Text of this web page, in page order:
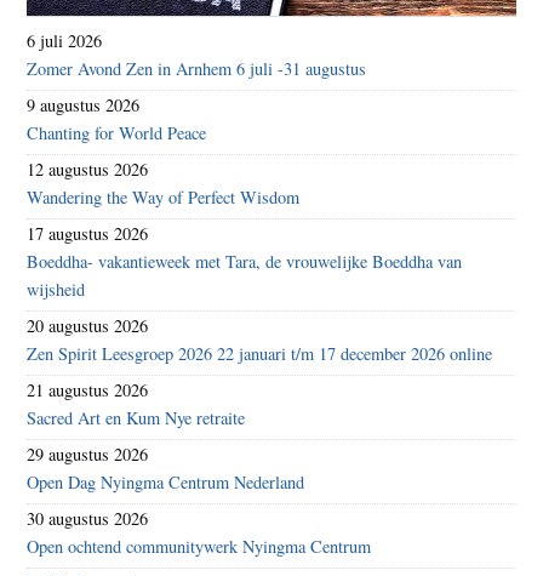
6 juli 2026
Zomer Avond Zen in Arnhem 6 juli -31 augustus
9 augustus 2026
Chanting for World Peace
12 augustus 2026
Wandering the Way of Perfect Wisdom
17 augustus 2026
Boeddha- vakantieweek met Tara, de vrouwelijke Boeddha van
wijsheid
20 augustus 2026
Zen Spirit Leesgroep 2026 22 januari t/m 17 december 2026 online
21 augustus 2026
Sacred Art en Kum Nye retraite
29 augustus 2026
Open Dag Nyingma Centrum Nederland
30 augustus 2026
Open ochtend communitywerk Nyingma Centrum